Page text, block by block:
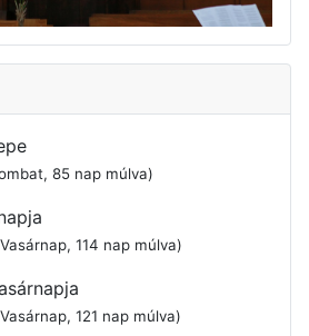
85 nap múlva)
114 nap múlva)
121 nap múlva)